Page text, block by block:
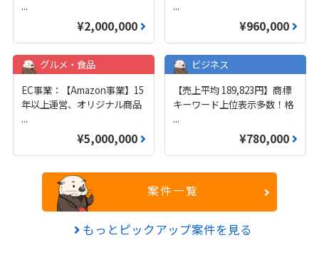
...
¥2,000,000
...
¥960,000
グルメ・食品
EC事業：【Amazon事業】15
年以上運営、オリジナル商品
...
¥5,000,000
ビジネス
【売上平均 189,823円】商標
キーワード上位表示多数！格
...
¥780,000
案件一覧
もっとピックアップ案件を見る